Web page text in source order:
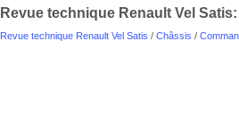
Revue technique Renault Vel
Revue technique Renault Vel Satis / Châssis /